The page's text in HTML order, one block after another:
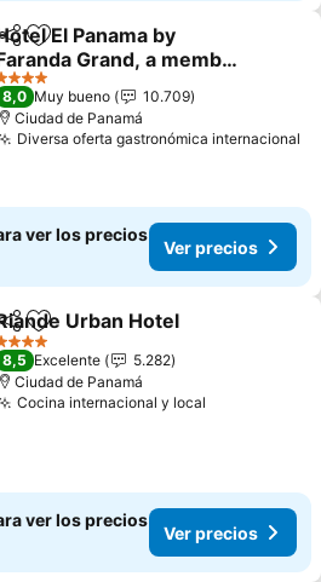
Añadir a favoritos
El Panama by
Grand, a member
Radisson Individuals
Estrellas
8,0 Muy bueno
10.709
Ciudad de Panamá
Diversa oferta gastronómica internacional
ver los precios
Ver precios
Añadir a favoritos
Urban Hotel
Estrellas
8,5 Excelente
5.282
Ciudad de Panamá
Cocina internacional y local
ver los precios
Ver precios